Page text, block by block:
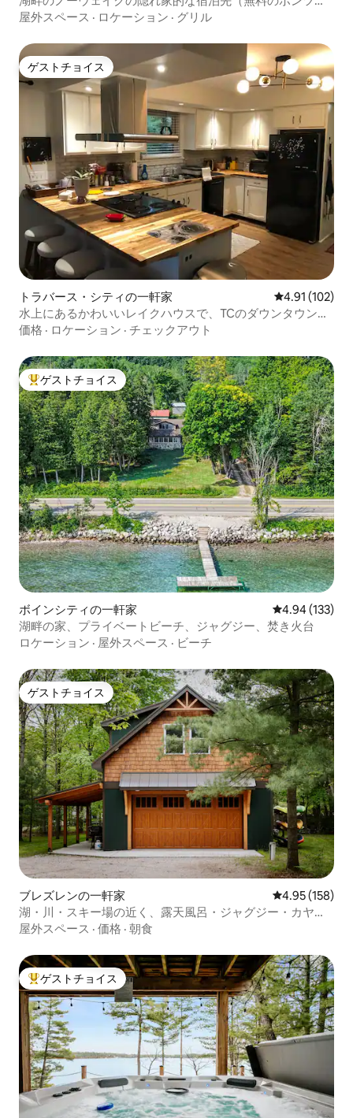
ン付き）
屋外スペース · ロケーション · グリル
ゲストチョイス
ゲストチョイス
トラバース・シティの一軒家 レビュー102
4.91 (102)
水上にあるかわいいレイクハウスで、TCのダウンタウンに
近いです
価格 · ロケーション · チェックアウト
大好評のゲストチョイスです。
ゲストチョイス
ボインシティの一軒家 レビュー133
4.94 (133)
湖畔の家、プライベートビーチ、ジャグジー、焚き火台
ロケーション · 屋外スペース · ビーチ
ゲストチョイス
ゲストチョイス
ブレズレンの一軒家 レビュー158
4.95 (158)
湖・川・スキー場の近く、露天風呂・ジャグジー・カヤッ
クなど！
屋外スペース · 価格 · 朝食
大好評のゲストチョイスです。
ゲストチョイス